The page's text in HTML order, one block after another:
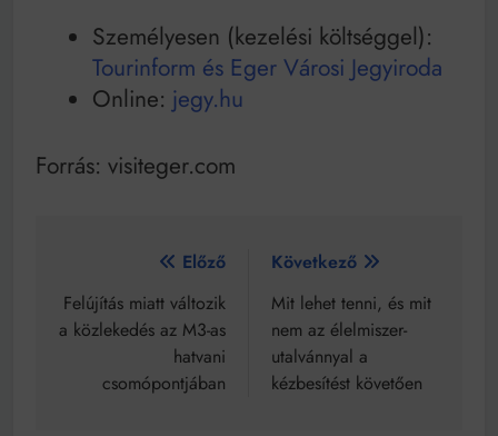
Személyesen (kezelési költséggel):
Tourinform és Eger Városi Jegyiroda
Online: jegy.hu
Forrás: visiteger.com
Bejegyzés
navigáció
Előző
Felújítás miatt változik
a közlekedés az M3-as
hatvani
csomópontjában
Következő
Mit lehet tenni, és mit
nem az élelmiszer-
utalvánnyal a
kézbesítést követően